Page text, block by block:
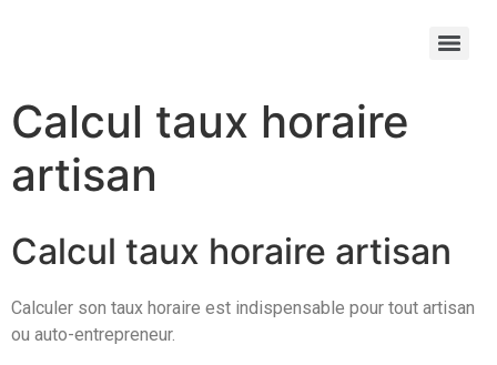
Calcul taux horaire
artisan
Calcul taux horaire artisan
Calculer son taux horaire est indispensable pour tout artisan
ou auto-entrepreneur.